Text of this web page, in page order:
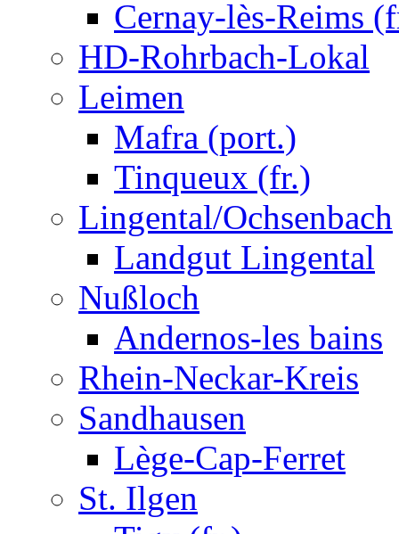
Cernay-lès-Reims
HD-Rohrbach-Lokal
Leimen
Mafra (port.)
Tinqueux (fr.)
Lingental/Ochsenbach
Landgut Lingental
Nußloch
Andernos-les bains
Rhein-Neckar-Kreis
Sandhausen
Lège-Cap-Ferret
St. Ilgen